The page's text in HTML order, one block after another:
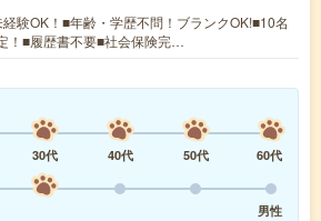
験OK！■年齢・学歴不問！ブランクOK!■10名
！■履歴書不要■社会保険完…
30代 40代 50代
60代
男性